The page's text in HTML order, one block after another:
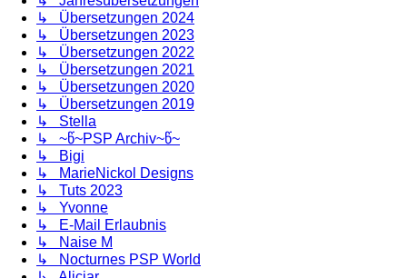
↳ Übersetzungen 2024
↳ Übersetzungen 2023
↳ Übersetzungen 2022
↳ Übersetzungen 2021
↳ Übersetzungen 2020
↳ Übersetzungen 2019
↳ Stella
↳ ~წ~PSP Archiv~წ~
↳ Bigi
↳ MarieNickol Designs
↳ Tuts 2023
↳ Yvonne
↳ E-Mail Erlaubnis
↳ Naise M
↳ Nocturnes PSP World